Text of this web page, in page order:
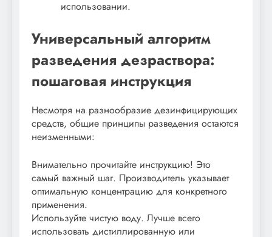
использовании.
Универсальный алгоритм
разведения дезраствора:
пошаговая инструкция
Несмотря на разнообразие дезинфицирующих
средств, общие принципы разведения остаются
неизменными:
Внимательно прочитайте инструкцию! Это
самый важный шаг. Производитель указывает
оптимальную концентрацию для конкретного
применения.
Используйте чистую воду. Лучше всего
использовать дистиллированную или